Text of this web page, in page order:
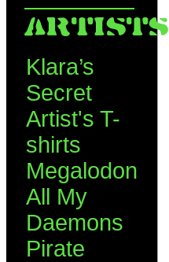
ARTISTS
Klara’s
Secret
Artist's T-
shirts
Megalodon
All My
Daemons
Pirate